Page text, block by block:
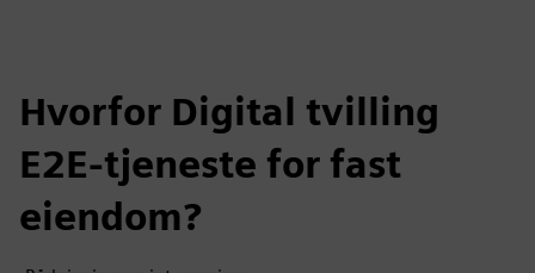
Hvorfor Digital tvilling
E2E-tjeneste for fast
eiendom?